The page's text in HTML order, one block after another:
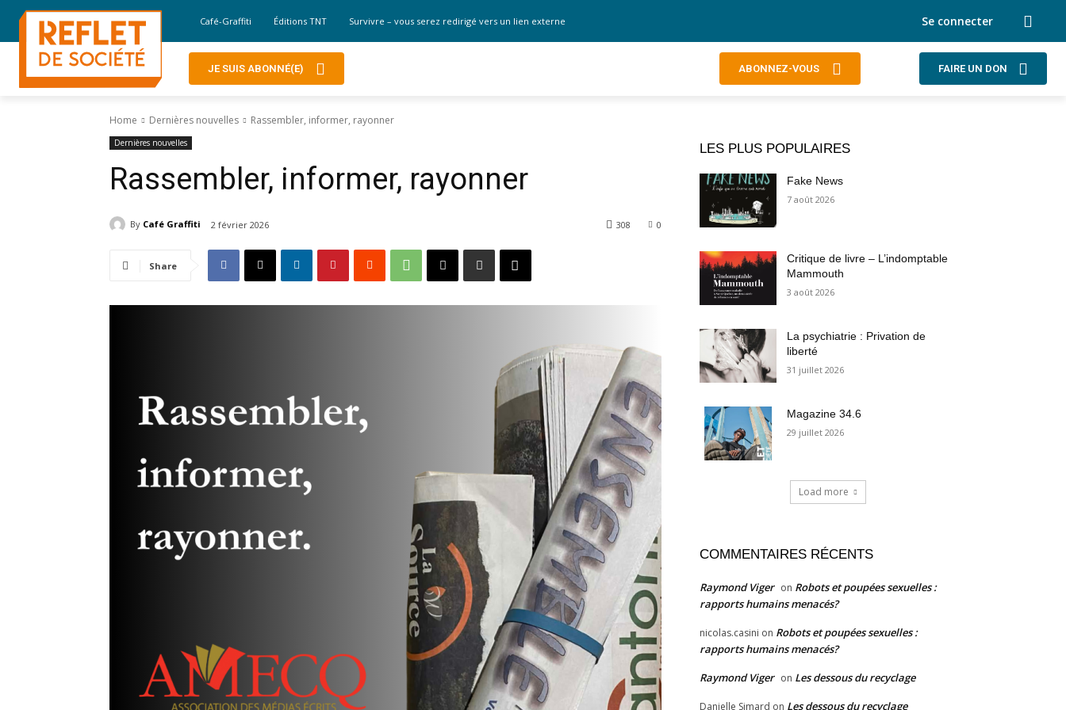
Café-Graffiti Éditions TNT Survivre – vous serez redirigé vers un lien externe Se connecter
JE SUIS ABONNÉ(E) ABONNEZ-VOUS FAIRE UN DON
Home Dernières nouvelles Rassembler, informer, rayonner
Dernières nouvelles
Rassembler, informer, rayonner
By Café Graffiti 2 février 2026 0
308
Share
LES PLUS POPULAIRES
Fake News
7 août 2026
Critique de livre – L’indomptable
Mammouth
3 août 2026
La psychiatrie : Privation de
liberté
31 juillet 2026
Magazine 34.6
29 juillet 2026
Load more
COMMENTAIRES RÉCENTS
Raymond Viger on Robots et poupées sexuelles :
rapports humains menacés?
nicolas.casini on Robots et poupées sexuelles :
rapports humains menacés?
Raymond Viger on Les dessous du recyclage
Danielle Simard on Les dessous du recyclage